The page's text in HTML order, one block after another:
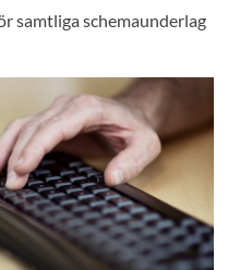
samtliga schemaunderlag